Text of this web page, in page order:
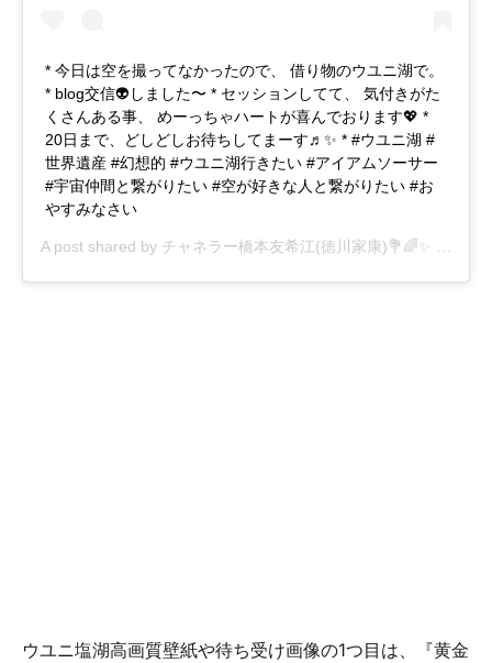
* 今日は空を撮ってなかったので、 借り物のウユニ湖で。
* blog交信👽しました〜 * セッションしてて、 気付きがた
くさんある事、 めーっちゃハートが喜んでおります💖 *
20日まで、どしどしお待ちしてまーす♬✨ * #ウユニ湖 #
世界遺産 #幻想的 #ウユニ湖行きたい #アイアムソーサー
#宇宙仲間と繋がりたい #空が好きな人と繋がりたい #お
やすみなさい
A post shared by チャネラー橋本友希江(徳川家康)💐🌈✨
ウユニ塩湖高画質壁紙や待ち受け画像の1つ目は、『黄金